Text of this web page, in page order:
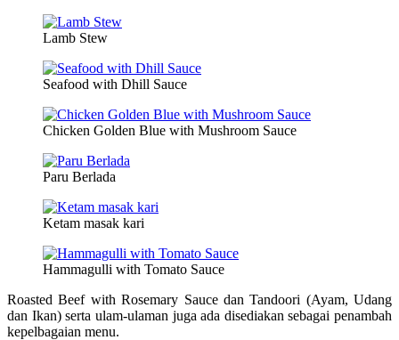
Lamb Stew
Seafood with Dhill Sauce
Chicken Golden Blue with Mushroom Sauce
Paru Berlada
Ketam masak kari
Hammagulli with Tomato Sauce
Roasted Beef with Rosemary Sauce dan Tandoori (Ayam, Udang
dan Ikan) serta ulam-ulaman juga ada disediakan sebagai penambah
kepelbagaian menu.